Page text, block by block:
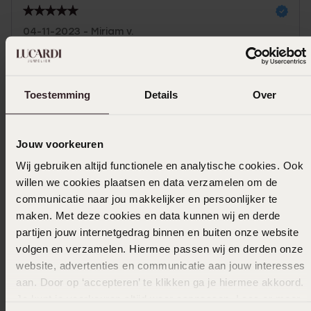
Toestemming Details Over
Jouw voorkeuren
Wij gebruiken altijd functionele en analytische cookies. Ook
willen we cookies plaatsen en data verzamelen om de
communicatie naar jou makkelijker en persoonlijker te
maken. Met deze cookies en data kunnen wij en derde
partijen jouw internetgedrag binnen en buiten onze website
volgen en verzamelen. Hiermee passen wij en derden onze
website, advertenties en communicatie aan jouw interesses
aan. Door op ‘accepteren’ te klikken ga je hiermee akkoord.
04-11-2023 - Miriam v.
Mooi sierlijk ringetje
Ook leuk voor jou